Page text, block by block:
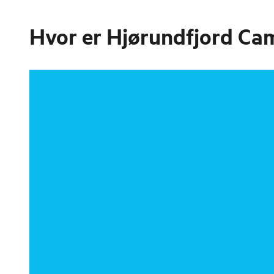
Hvor er Hjørundfjord